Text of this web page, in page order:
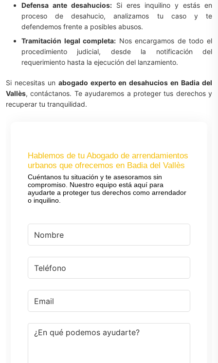
Defensa ante desahucios: Si eres inquilino y estás en
proceso de desahucio, analizamos tu caso y te
defendemos frente a posibles abusos.
Tramitación legal completa: Nos encargamos de todo el
procedimiento judicial, desde la notificación del
requerimiento hasta la ejecución del lanzamiento.
Si necesitas un abogado experto en desahucios en Badia del
Vallès, contáctanos. Te ayudaremos a proteger tus derechos y
recuperar tu tranquilidad.
Hablemos de tu Abogado de arrendamientos
urbanos que ofrecemos en Badia del Vallès
Cuéntanos tu situación y te asesoramos sin
compromiso. Nuestro equipo está aquí para
ayudarte a proteger tus derechos como arrendador
o inquilino.